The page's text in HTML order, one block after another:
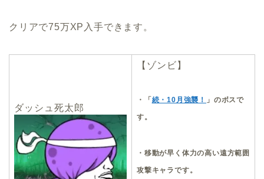
クリアで75万XP入手できます。
ダッシュ死太郎
【ゾンビ】
・「続・10月強襲！ 」のボスで
す。
・移動が早く体力の高い遠方範囲
攻撃キャラです。